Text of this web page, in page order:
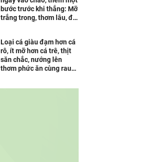
bước trước khi thắng: Mỡ
trắng trong, thơm lâu, để
Loại cá giàu đạm hơn cá
rô, ít mỡ hơn cá trê, thịt
săn chắc, nướng lên
thơm phức ăn cùng rau